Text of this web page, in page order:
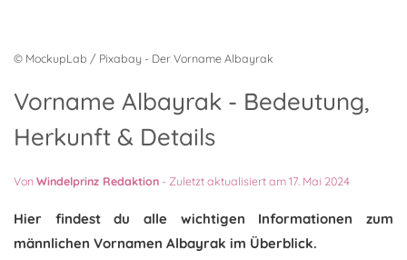
© MockupLab / Pixabay - Der Vorname Albayrak
Vorname Albayrak - Bedeutung,
Herkunft & Details
VonWindelprinz Redaktion - Zuletzt aktualisiert am 17. Mai 2024
Hier findest du alle wichtigen Informationen zum
männlichen Vornamen Albayrak im Überblick.